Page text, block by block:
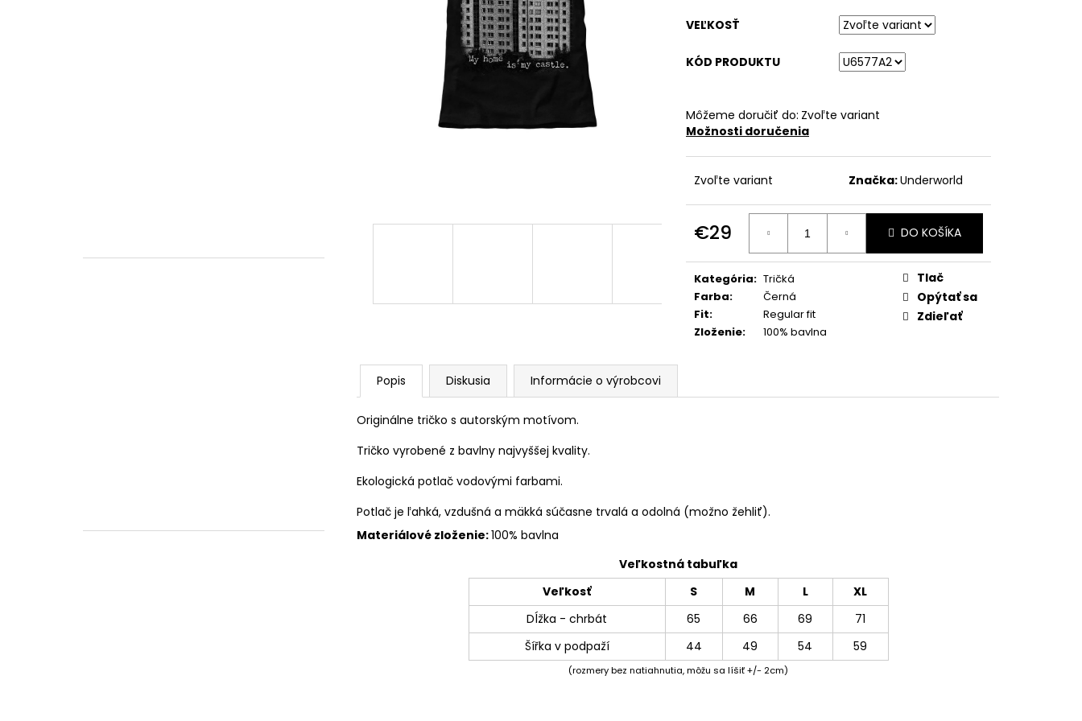
VEĽKOSŤ
KÓD PRODUKTU
Môžeme doručiť do: Zvoľte variant
Možnosti doručenia
Zvoľte variant Značka:Underworld
€29
Jednotková
cena:
DO KOŠÍKA
Kategória: Tričká
Farba:
Černá
Fit:
Regular fit
Zloženie: 100% bavlna
Tlač
Opýtať sa
Zdieľať
Popis Diskusia Informácie o výrobcovi
Originálne tričko s autorským motívom.
Tričko vyrobené z bavlny najvyššej kvality.
Ekologická potlač vodovými farbami.
Potlač je ľahká, vzdušná a mäkká súčasne trvalá a odolná (možno žehliť).
Materiálové zloženie:100% bavlna
Veľkostná tabuľka
Veľkosť
S M L
XL
Dĺžka - chrbát
65 66 69
71
Šířka v podpaží
44 49 54 59
(rozmery bez natiahnutia, môžu sa líšiť +/- 2cm)